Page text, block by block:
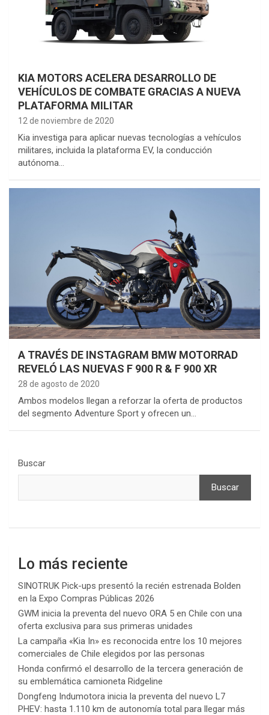
KIA MOTORS ACELERA DESARROLLO DE
VEHÍCULOS DE COMBATE GRACIAS A NUEVA
PLATAFORMA MILITAR
12 de noviembre de 2020
Kia investiga para aplicar nuevas tecnologías a vehículos
militares, incluida la plataforma EV, la conducción
autónoma…
A TRAVÉS DE INSTAGRAM BMW MOTORRAD
REVELÓ LAS NUEVAS F 900 R & F 900 XR
28 de agosto de 2020
Ambos modelos llegan a reforzar la oferta de productos
del segmento Adventure Sport y ofrecen un…
Buscar
Buscar
Lo más reciente
SINOTRUK Pick-ups presentó la recién estrenada Bolden
en la Expo Compras Públicas 2026
GWM inicia la preventa del nuevo ORA 5 en Chile con una
oferta exclusiva para sus primeras unidades
La campaña «Kia In» es reconocida entre los 10 mejores
comerciales de Chile elegidos por las personas
Honda confirmó el desarrollo de la tercera generación de
su emblemática camioneta Ridgeline
Dongfeng Indumotora inicia la preventa del nuevo L7
PHEV: hasta 1.110 km de autonomía total para llegar más